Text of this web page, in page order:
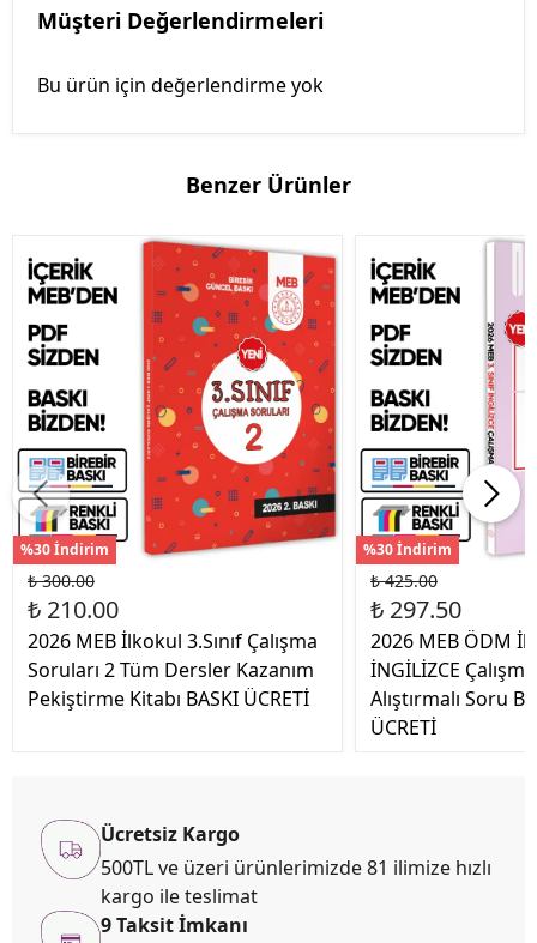
Müşteri Değerlendirmeleri
Bu ürün için değerlendirme yok
Benzer Ürünler
%30 İndirim
₺ 300.00
₺ 210.00
2026 MEB İlkokul 3.Sınıf Çalışma
Soruları 2 Tüm Dersler Kazanım
Pekiştirme Kitabı BASKI ÜCRETİ
%30 İndirim
₺ 425.00
₺ 297.50
2026 MEB ÖDM
İNGİLİZCE
Alıştırmalı Soru
ÜCRETİ
Ücretsiz Kargo
500TL ve üzeri ürünlerimizde 81 ilimize hızlı
kargo ile teslimat
9 Taksit İmkanı